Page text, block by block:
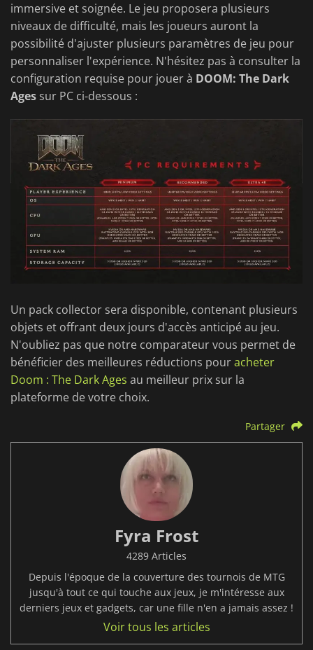
immersive et soignée. Le jeu proposera plusieurs
niveaux de difficulté, mais les joueurs auront la
possibilité d'ajuster plusieurs paramètres de jeu pour
personnaliser l'expérience. N'hésitez pas à consulter la
configuration requise pour jouer à DOOM: The Dark
Ages sur PC ci-dessous :
Un pack collector sera disponible, contenant plusieurs
objets et offrant deux jours d'accès anticipé au jeu.
N'oubliez pas que notre comparateur vous permet de
bénéficier des meilleures réductions pouracheter
Doom : The Dark Ages au meilleur prix sur la
plateforme de votre choix.
Partager
Fyra Frost
4289 Articles
Depuis l'époque de la couverture des tournois de MTG
jusqu'à tout ce qui touche aux jeux, je m'intéresse aux
derniers jeux et gadgets, car une fille n'en a jamais assez !
Voir tous les articles